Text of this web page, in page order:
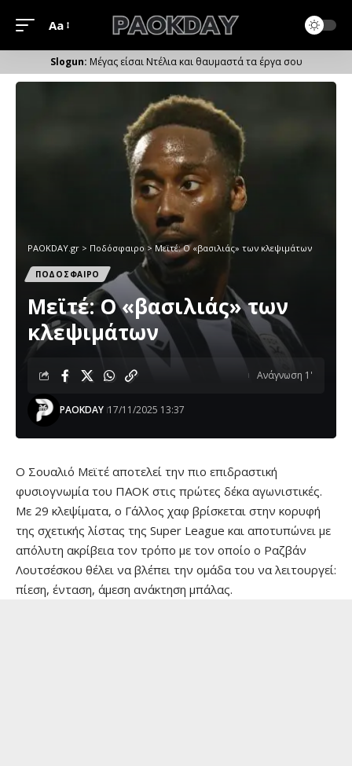
Μέγεθος
Γραμματοσειράς
Aa
Μέγας είσαι Ντέλια και θαυμαστά τα έργα σου
PAOKDAY.gr > Ποδόσφαιρο> Μεϊτέ: Ο «βασιλιάς» των κλεψιμάτων
ΠΟΔΟΣΦΑΙΡΟ
Μεϊτέ: Ο «βασιλιάς» των
κλεψιμάτων
PAOKDAY 17/11/2025 13:37
Ανάγνωση 1'
Ο Σουαλιό Μεϊτέ αποτελεί την πιο επιδραστική
φυσιογνωμία του ΠΑΟΚ στις πρώτες δέκα αγωνιστικές.
Με 29 κλεψίματα, ο Γάλλος χαφ βρίσκεται στην κορυφή
της σχετικής λίστας της Super League και αποτυπώνει με
απόλυτη ακρίβεια τον τρόπο με τον οποίο ο Ραζβάν
Λουτσέσκου θέλει να βλέπει την ομάδα του να λειτουργεί:
πίεση, ένταση, άμεση ανάκτηση μπάλας.